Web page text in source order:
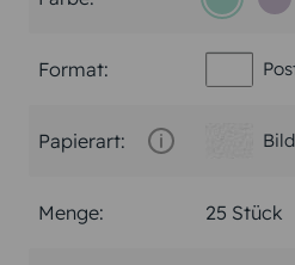
Format:
Papierart:
Menge: